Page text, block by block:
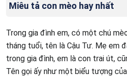
Miêu tả con mèo hay nhất
Trong gia đình em, có một chú
tháng tuổi, tên là Cậu Tư. Mẹ em
trong gia đình, em là con trai út,
Tên gọi ấy như một biểu tượng